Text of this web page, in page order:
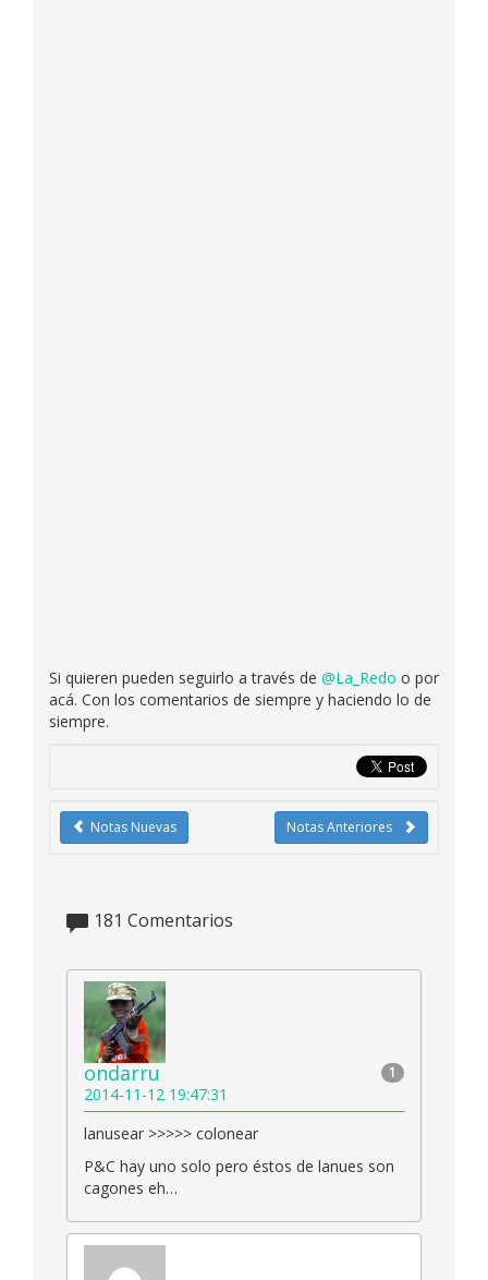
Si quieren pueden seguirlo a través de @La_Redo o por
acá. Con los comentarios de siempre y haciendo lo de
siempre.
Notas Anteriores
Notas Nuevas
181 Comentarios
1
ondarru
2014-11-12 19:47:31
lanusear >>>>> colonear
P&C hay uno solo pero éstos de lanues son
cagones eh…